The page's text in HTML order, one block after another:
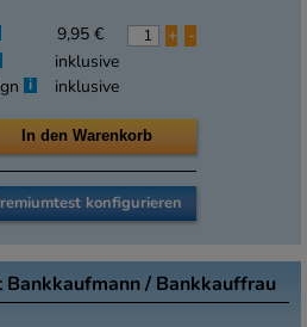
9,95 € + -
inklusive
i inklusive
konfigurieren
/ Bankkauffrau